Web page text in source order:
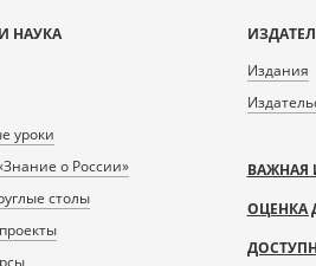
НАУКА
уроки
о России»
столы
Издания
ВАЖНАЯ
ОЦЕНКА